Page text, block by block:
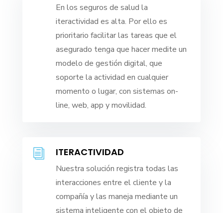
En los seguros de salud la
iteractividad es alta. Por ello es
prioritario facilitar las tareas que el
asegurado tenga que hacer medite un
modelo de gestión digital, que
soporte la actividad en cualquier
momento o lugar, con sistemas on-
line, web, app y movilidad.
i ITERACTIVIDAD
Nuestra solución registra todas las
interacciones entre el cliente y la
compañía y las maneja mediante un
sistema inteligente con el objeto de